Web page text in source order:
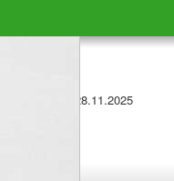
Բարի լույս 27.11.2025